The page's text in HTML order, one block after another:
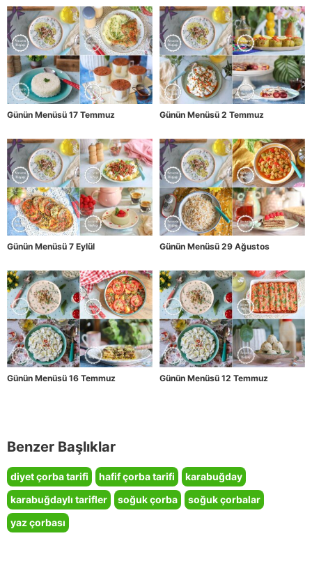
Günün Menüsü 17 Temmuz Günün Menüsü 2 Temmuz
Günün Menüsü 7 Eylül Günün Menüsü 29 Ağustos
Günün Menüsü 16 Temmuz Günün Menüsü 12 Temmuz
Benzer Başlıklar
diyet çorba tarifi hafif çorba tarifi
karabuğday
karabuğdaylı tarifler
soğuk çorba
soğuk çorbalar
yaz çorbası